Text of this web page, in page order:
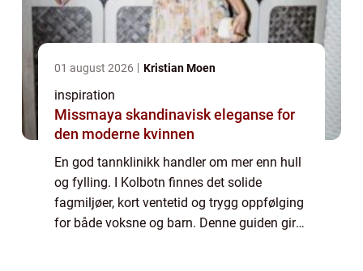
01 august 2026 Kristian Moen
inspiration
Missmaya skandinavisk eleganse for
den moderne kvinnen
En god tannklinikk handler om mer enn hull
og fylling. I Kolbotn finnes det solide
fagmiljøer, kort ventetid og trygg oppfølging
for både voksne og barn. Denne guiden gir